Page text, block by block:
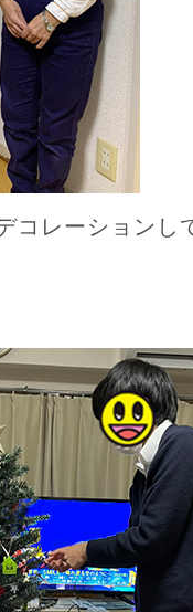
コレーションし